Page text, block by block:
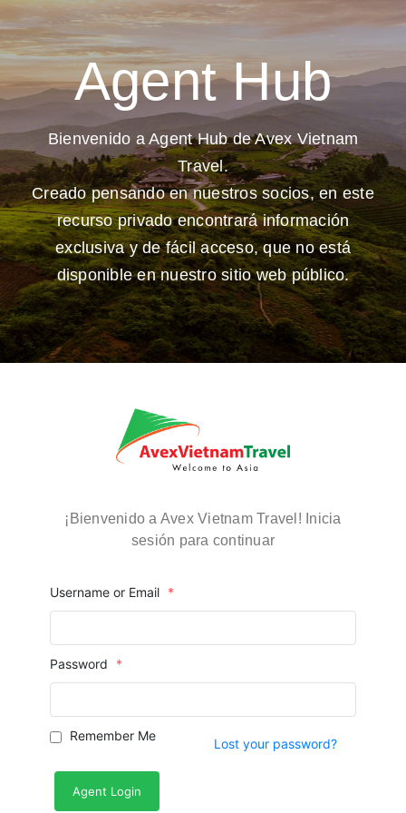
¡Bienvenido a Avex Vietnam Travel! Inicia
sesión para continuar
Username or Email *
Password *
Remember Me
Lost your password?
Agent Login
Agent Hub
Bienvenido a Agent Hub de Avex Vietnam
Travel.
Creado pensando en nuestros socios, en este
recurso privado encontrará información
exclusiva y de fácil acceso, que no está
disponible en nuestro sitio web público.